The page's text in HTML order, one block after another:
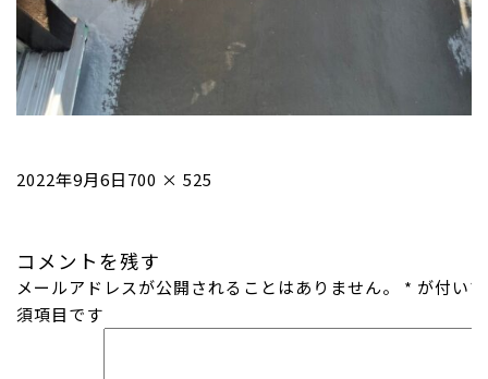
投
2022年9月6日フ
イ
ズ
700 × 525
コメントを残す
メールアドレスが公開されることはありません。 * が付い
須項目です